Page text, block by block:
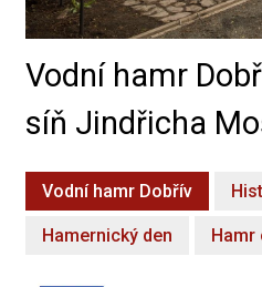
Vodní hamr
síň Jindřicha
Vodní hamr Dobřív
Hamernický den Hamr